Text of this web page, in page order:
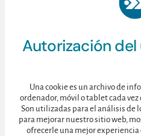
Autorización del
Una cookie es un archivo de
ordenador, móvil o tablet cada
Son utilizadas para el análisis de
para mejorar nuestro sitio web,
ofrecerle una mejor experiencia